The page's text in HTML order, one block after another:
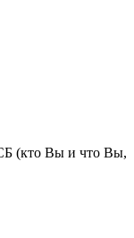
(кто Вы и что Вы,